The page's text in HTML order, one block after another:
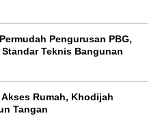
Pengurusan PBG,
Teknis Bangunan
Rumah, Khodijah
Tangan